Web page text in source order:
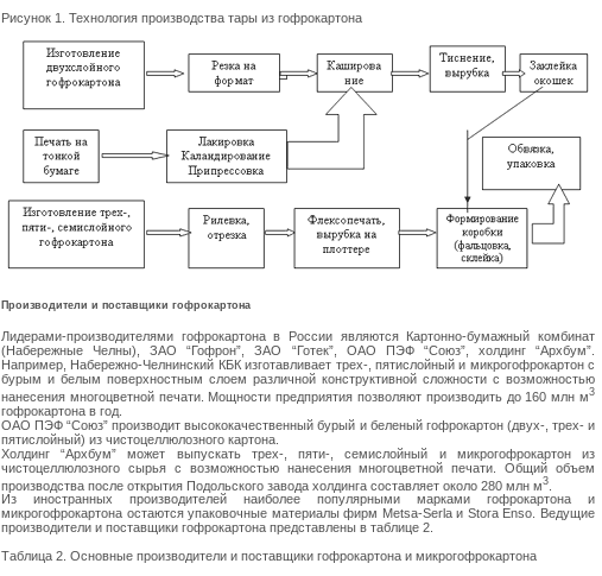
Рисунок 1. Технология производства тары из гофрокартона
Производители и поставщики гофрокартона
Лидерами-производителями гофрокартона в России являются Картонно-бумажный комбинат
(Набережные Челны), ЗАО “Гофрон”, ЗАО “Готек”, ОАО ПЭФ “Союз”, холдинг “Архбум”.
Например, Набережно-Челнинский КБК изготавливает трех-, пятислойный и микрогофрокартон с
бурым и белым поверхностным слоем различной конструктивной сложности с возможностью
нанесения многоцветной печати. Мощности предприятия позволяют производить до 160 млн м3
гофрокартона в год.
ОАО ПЭФ “Союз” производит высококачественный бурый и беленый гофрокартон (двух-, трех- и
пятислойный) из чистоцеллюлозного картона.
Холдинг “Архбум” может выпускать трех-, пяти-, семислойный и микрогофрокартон из
чистоцеллюлозного сырья с возможностью нанесения многоцветной печати. Общий объем
производства после открытия Подольского завода холдинга составляет около 280 млн м3
Из иностранных производителей наиболее популярными марками гофрокартона и
микрогофрокартона остаются упаковочные материалы фирм Metsa-Serla и Stora Enso. Ведущие
производители и поставщики гофрокартона представлены в таблице 2.
Таблица 2. Основные производители и поставщики гофрокартона и микрогофрокартона